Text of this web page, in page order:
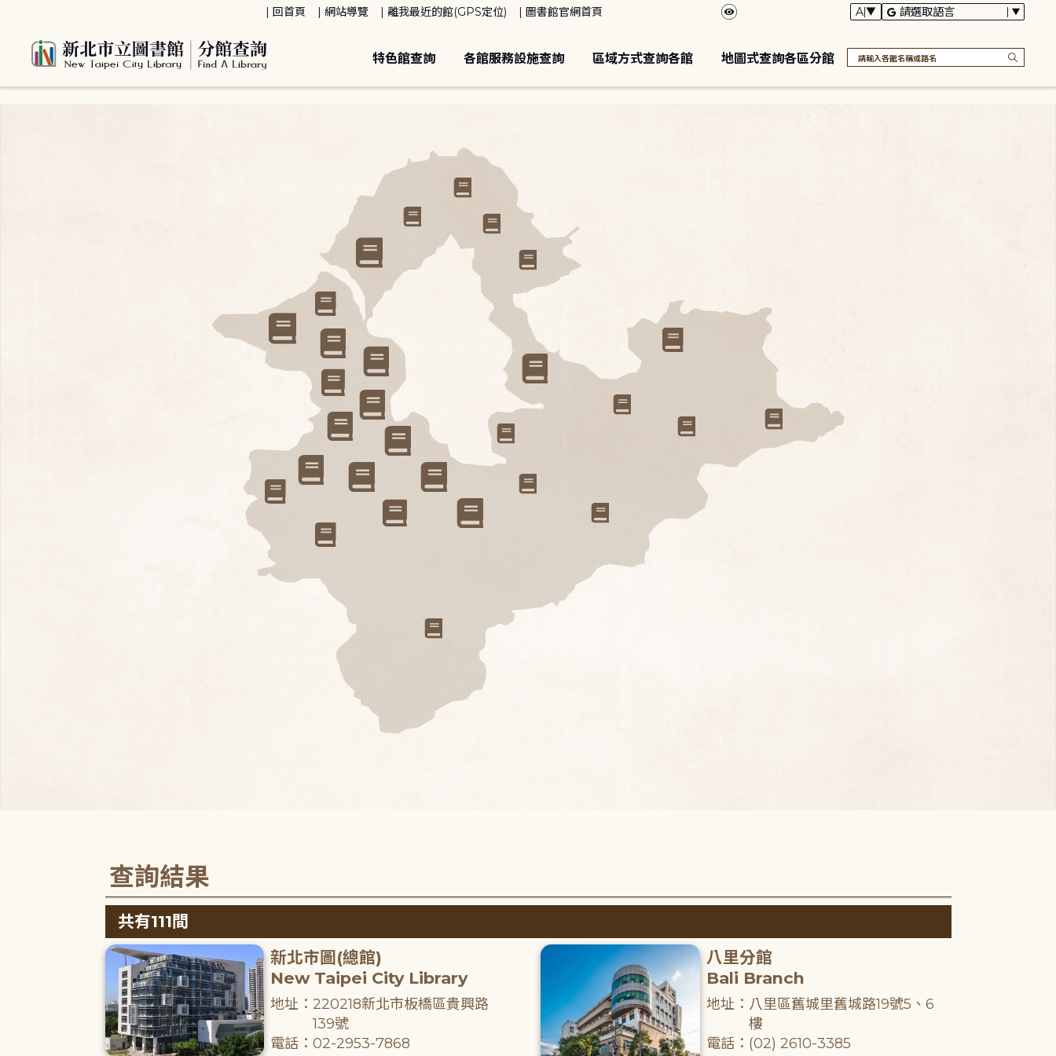
回首頁 網站導覽 離我最近的館(GPS定位) 圖書館官網首頁
特色館查詢 各館服務設施查詢 區域方式查詢各館 地圖式查詢各區分館
查詢結果
共有111間
新北市圖(總館)
New Taipei City Library
地址：220218新北市板橋區貴興路
139號
電話：02-2953-7868
八里分館
Bali Branch
地址：八里區舊城里舊城路19號5、6
樓
電話：(02) 2610-3385